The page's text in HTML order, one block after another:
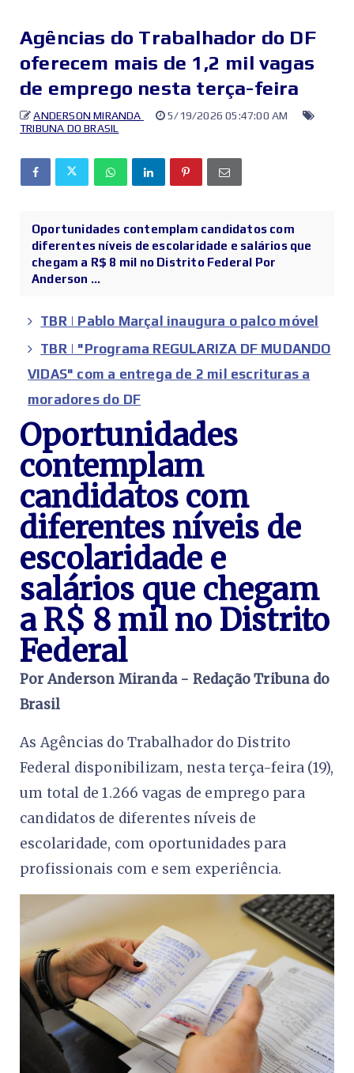
Agências do Trabalhador do DF
oferecem mais de 1,2 mil vagas
de emprego nesta terça-feira
ANDERSON MIRANDA
5/19/2026 05:47:00 AM
TRIBUNA DO BRASIL
Oportunidades contemplam candidatos com
diferentes níveis de escolaridade e salários que
chegam a R$ 8 mil no Distrito Federal Por
Anderson ...
TBR | Pablo Marçal inaugura o palco móvel
TBR | "Programa REGULARIZA DF MUDANDO
VIDAS" com a entrega de 2 mil escrituras a
moradores do DF
Oportunidades
contemplam
candidatos com
diferentes níveis de
escolaridade e
salários que chegam
a R$ 8 mil no Distrito
Federal
Por Anderson Miranda - Redação Tribuna do
Brasil
As Agências do Trabalhador do Distrito
Federal disponibilizam, nesta terça-feira (19),
um total de 1.266 vagas de emprego para
candidatos de diferentes níveis de
escolaridade, com oportunidades para
profissionais com e sem experiência.